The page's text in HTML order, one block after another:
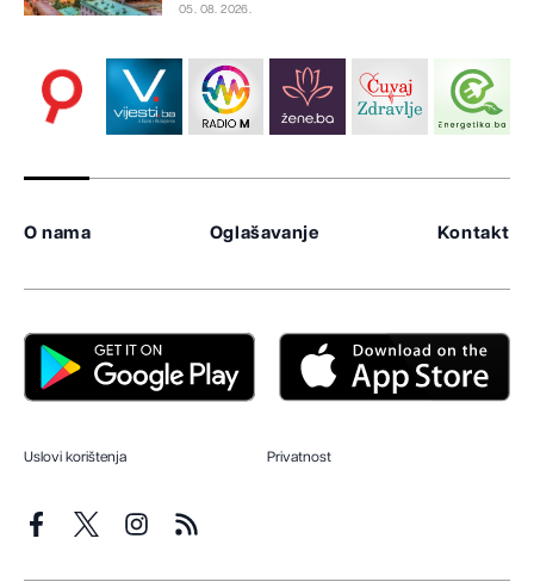
05. 08. 2026.
O nama Oglašavanje Kontakt
Uslovi korištenja Privatnost